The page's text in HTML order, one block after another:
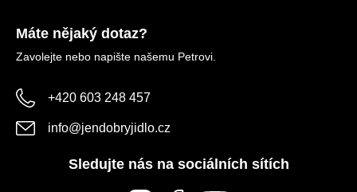
Máte nějaký dotaz?
Zavolejte nebo napište našemu Petrovi.
+420 603 248 457
info@jendobryjidlo.cz
Sledujte nás na sociálních sítích